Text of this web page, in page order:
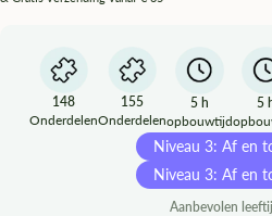
148
Onderdelen
155
Onderdelen
5 h
opbouwtijd
5
Niveau 3: Af en
Niveau 3: Af en
Aanbevolen